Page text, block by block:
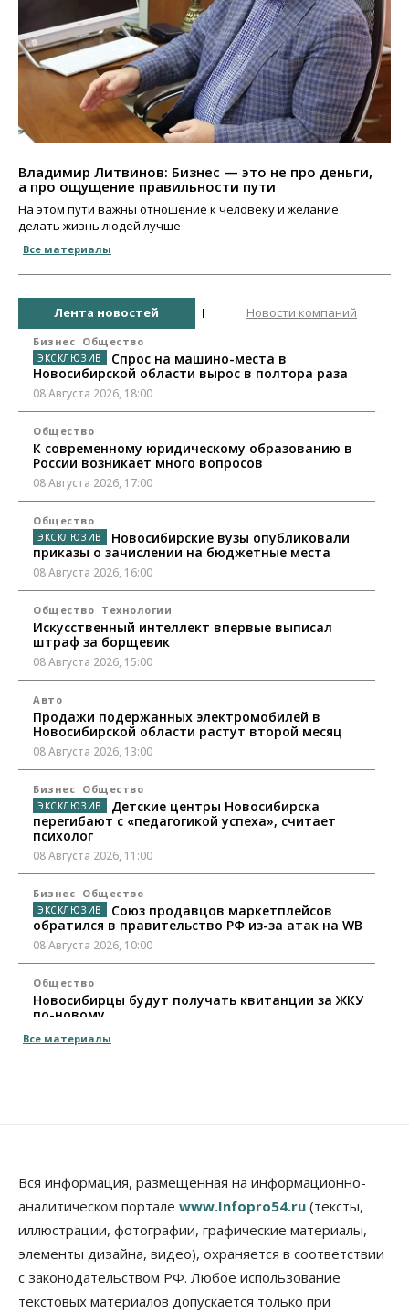
Владимир Литвинов: Бизнес — это не про деньги,
а про ощущение правильности пути
На этом пути важны отношение к человеку и желание
делать жизнь людей лучше
Все материалы
Лента новостей Новости компаний
Бизнес Общество
Спрос на машино-места в
Новосибирской области вырос в полтора раза
08 Августа 2026, 18:00
Общество
К современному юридическому образованию в
России возникает много вопросов
08 Августа 2026, 17:00
Общество
Новосибирские вузы опубликовали
приказы о зачислении на бюджетные места
08 Августа 2026, 16:00
Общество Технологии
Искусственный интеллект впервые выписал
штраф за борщевик
08 Августа 2026, 15:00
Авто
Продажи подержанных электромобилей в
Новосибирской области растут второй месяц
08 Августа 2026, 13:00
Бизнес Общество
Детские центры Новосибирска
перегибают с «педагогикой успеха», считает
психолог
08 Августа 2026, 11:00
Бизнес Общество
Союз продавцов маркетплейсов
обратился в правительство РФ из-за атак на WB
08 Августа 2026, 10:00
Общество
Новосибирцы будут получать квитанции за ЖКУ
по-новому
08 Августа 2026, 09:00
В Новосибирске прошёл митинг
против нового закона о памятниках
07 Августа 2026, 18:00
Бизнес
В аэропорту Толмачёво завершены работы по
бетонированию рулежных дорожек
07 Августа 2026, 17:00
Все материалы
Вся информация, размещенная на информационно-
аналитическом портале www.Infopro54.ru (тексты,
иллюстрации, фотографии, графические материалы,
элементы дизайна, видео), охраняется в соответствии
с законодательством РФ. Любое использование
текстовых материалов допускается только при